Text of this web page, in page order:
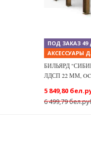
ПОД ЗАКАЗ 49
АКСЕССУАРЫ
БИЛЬЯРД
ЛДСП 22 ММ,
6 499,79
5 849,80